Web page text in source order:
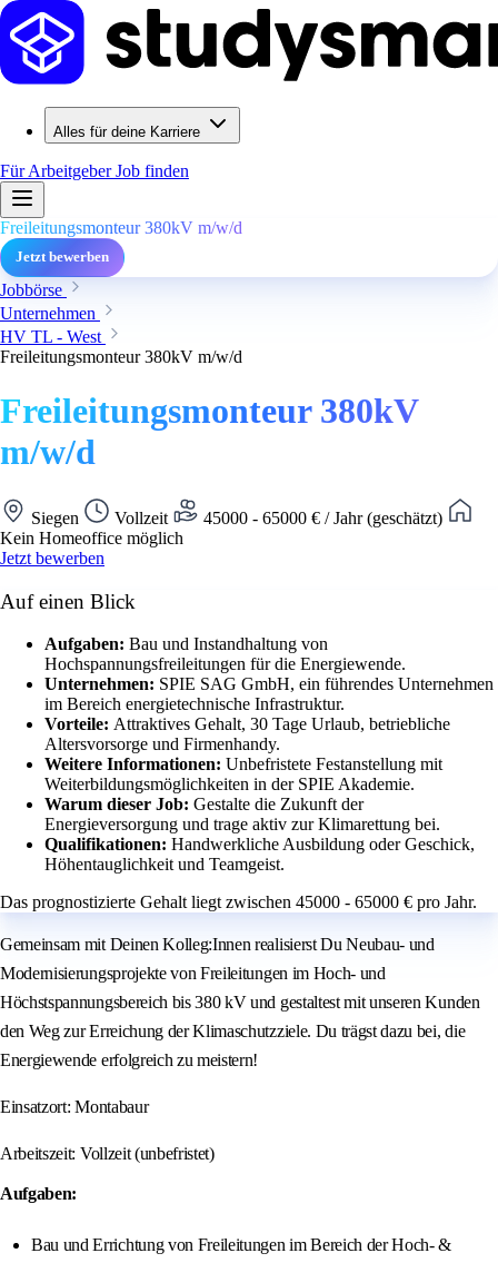
Alles für deine Karriere
Für ArbeitgeberJob finden
Freileitungsmonteur 380kV m/w/d
Jetzt bewerben
Jobbörse
Unternehmen
HV TL - West
Freileitungsmonteur 380kV m/w/d
Freileitungsmonteur 380kV
m/w/d
Siegen Vollzeit
45000 - 65000 € / Jahr (geschätzt)
Kein Homeoffice möglich
Jetzt bewerben
Auf einen Blick
Aufgaben: Bau und Instandhaltung von
Hochspannungsfreileitungen für die Energiewende.
Unternehmen: SPIE SAG GmbH, ein führendes Unternehmen
im Bereich energietechnische Infrastruktur.
Vorteile: Attraktives Gehalt, 30 Tage Urlaub, betriebliche
Altersvorsorge und Firmenhandy.
Weitere Informationen: Unbefristete Festanstellung mit
Weiterbildungsmöglichkeiten in der SPIE Akademie.
Warum dieser Job: Gestalte die Zukunft der
Energieversorgung und trage aktiv zur Klimarettung bei.
Qualifikationen: Handwerkliche Ausbildung oder Geschick,
Höhentauglichkeit und Teamgeist.
Das prognostizierte Gehalt liegt zwischen 45000 - 65000 € pro Jahr.
Gemeinsam mit Deinen Kolleg:Innen realisierst Du Neubau- und
Modernisierungsprojekte von Freileitungen im Hoch- und
Höchstspannungsbereich bis 380 kV und gestaltest mit unseren Kunden
den Weg zur Erreichung der Klimaschutzziele. Du trägst dazu bei, die
Energiewende erfolgreich zu meistern!
Einsatzort: Montabaur
Arbeitszeit: Vollzeit (unbefristet)
Aufgaben:
Bau und Errichtung von Freileitungen im Bereich der Hoch- &